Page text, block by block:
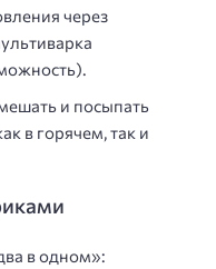
через
и посыпать
в горячем, так и
в одном»: